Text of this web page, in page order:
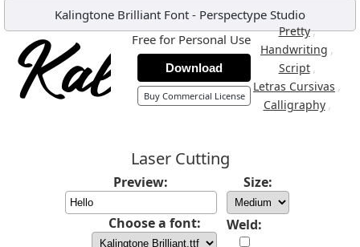
Kalingtone Brilliant Font - Perspectype Studio
Pretty,
Handwriting ,
Script ,
Letras Cursivas ,
Calligraphy ,
Free for Personal Use
Download
Buy Commercial License
Laser Cutting
Preview: Size:
Choose a font: Weld: